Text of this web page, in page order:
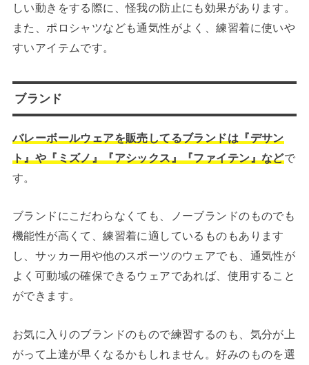
しい動きをする際に、怪我の防止にも効果があります。
また、ポロシャツなども通気性がよく、練習着に使いや
すいアイテムです。
ブランド
バレーボールウェアを販売してるブランドは『デサン
ト』や『ミズノ』『アシックス』『ファイテン』などで
す。
ブランドにこだわらなくても、ノーブランドのものでも
機能性が高くて、練習着に適しているものもあります
し、サッカー用や他のスポーツのウェアでも、通気性が
よく可動域の確保できるウェアであれば、使用すること
ができます。
お気に入りのブランドのもので練習するのも、気分が上
がって上達が早くなるかもしれません。好みのものを選